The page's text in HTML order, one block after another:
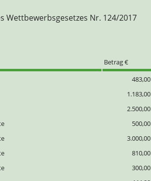
Nr. 124/2017
Betrag €
483,00
1.183,00
2.500,00
500,00
3.000,00
810,00
300,00